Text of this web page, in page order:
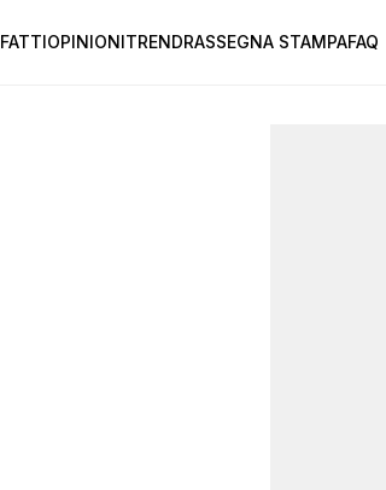
FATTIOPINIONITRENDRASSEGNA STAMPAFAQ